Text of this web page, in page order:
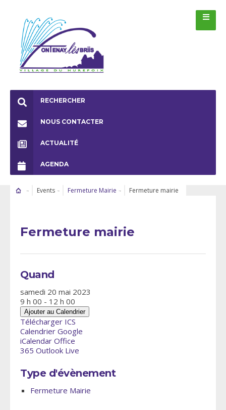
RECHERCHER
NOUS CONTACTER
ACTUALITÉ
AGENDA
Events Fermeture Mairie Fermeture mairie
Fermeture mairie
Quand
samedi 20 mai 2023
9 h 00 - 12 h 00
Ajouter au Calendrier
Télécharger ICS
Calendrier Google
iCalendar Office
365 Outlook Live
Type d'évènement
Fermeture Mairie